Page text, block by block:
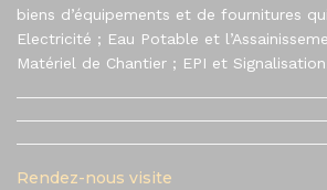
biens d’équipements et de fournitures
Electricité ; Eau Potable et
Matériel de Chantier ; EPI et
Rendez-nous visite